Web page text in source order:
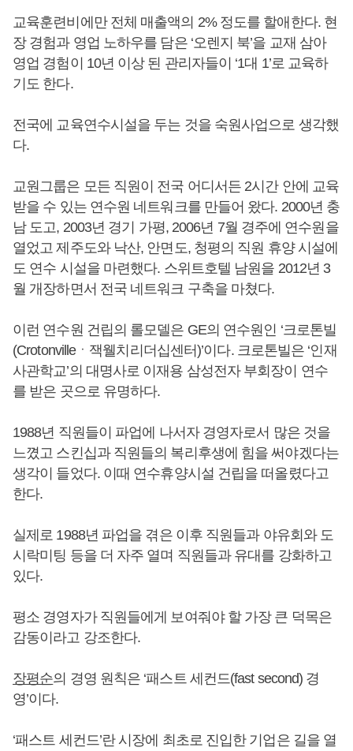
교육훈련비에만 전체 매출액의 2% 정도를 할애한다. 현
장 경험과 영업 노하우를 담은 ‘오렌지 북’을 교재 삼아
영업 경험이 10년 이상 된 관리자들이 ‘1대 1’로 교육하
기도 한다.
전국에 교육연수시설을 두는 것을 숙원사업으로 생각했
다.
교원그룹은 모든 직원이 전국 어디서든 2시간 안에 교육
받을 수 있는 연수원 네트워크를 만들어 왔다. 2000년 충
남 도고, 2003년 경기 가평, 2006년 7월 경주에 연수원을
열었고 제주도와 낙산, 안면도, 청평의 직원 휴양 시설에
도 연수 시설을 마련했다. 스위트호텔 남원을 2012년 3
월 개장하면서 전국 네트워크 구축을 마쳤다.
이런 연수원 건립의 롤모델은 GE의 연수원인 ‘크로톤빌
(Crotonvilleㆍ잭웰치리더십센터)’이다. 크로톤빌은 ‘인재
사관학교’의 대명사로 이재용 삼성전자 부회장이 연수
를 받은 곳으로 유명하다.
1988년 직원들이 파업에 나서자 경영자로서 많은 것을
느꼈고 스킨십과 직원들의 복리후생에 힘을 써야겠다는
생각이 들었다. 이때 연수휴양시설 건립을 떠올렸다고
한다.
실제로 1988년 파업을 겪은 이후 직원들과 야유회와 도
시락미팅 등을 더 자주 열며 직원들과 유대를 강화하고
있다.
평소 경영자가 직원들에게 보여줘야 할 가장 큰 덕목은
감동이라고 강조한다.
장평순의 경영 원칙은 ‘패스트 세컨드(fast second) 경
영’이다.
‘패스트 세컨드’란 시장에 최초로 진입한 기업은 길을 열